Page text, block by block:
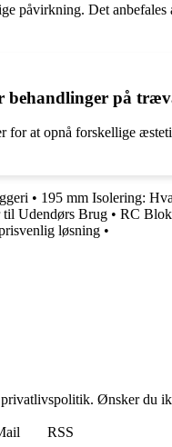
påvirkning. Det
behandlinger på
at opnå forskellige
• 195 mm Isolering:
Udendørs Brug • RC
løsning •
Ønsker du
RSS